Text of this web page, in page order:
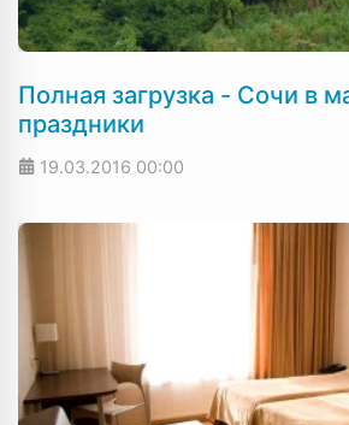
Полная загрузка - Сочи в
праздники
19.03.2016 00:00